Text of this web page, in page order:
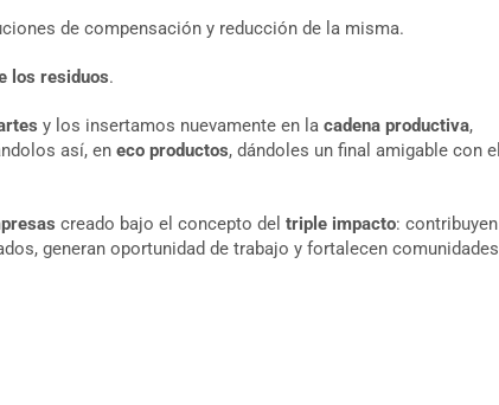
de compensación y reducción de la misma.
los residuos.
y los insertamos nuevamente en la cadena productiva,
así, en eco productos, dándoles un final amigable con el
creado bajo el concepto del triple impacto: contribuyen
generan oportunidad de trabajo y fortalecen comunidades